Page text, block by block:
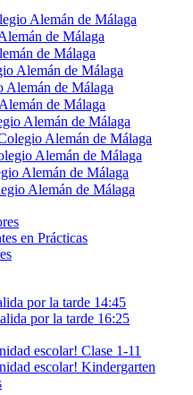
Alemán de Málaga
de Málaga
de Málaga
Alemán de Málaga
Alemán de Málaga
de Málaga
Alemán de Málaga
Alemán de Málaga
Alemán de Málaga
Alemán de Málaga
Alemán de Málaga
en Prácticas
por la tarde 14:45
por la tarde 16:25
escolar! Clase 1-11
escolar! Kindergarten